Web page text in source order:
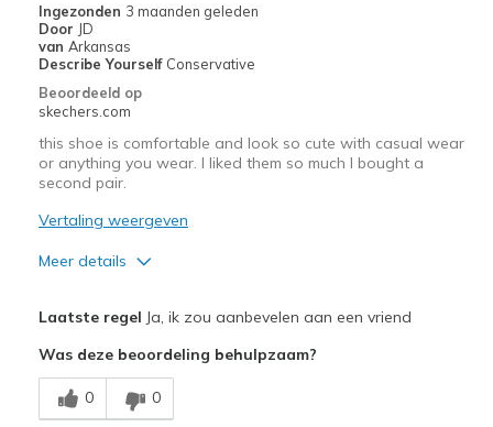
Going Out
Travel
Width
Feels true to width
View On Shoes
I'm Really Into Shoes
Ingezonden 3 maanden geleden
Door JD
van Arkansas
Describe Yourself Conservative
Beoordeeld op
skechers.com
this shoe is comfortable and look so cute with casual wear
or anything you wear. I liked them so much I bought a
second pair.
Vertaling weergeven
Meer details
Comfortable
Durable
Laatste regel Ja, ik zou aanbevelen aan een vriend
Was deze beoordeling behulpzaam?
0 0